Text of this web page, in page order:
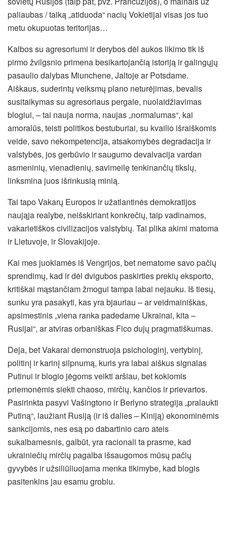
paliaubas / taiką „atiduoda“ nacių Vokietijai visas jos tuo
metu okupuotas teritorijas…
Kalbos su agresoriumi ir derybos dėl aukos likimo tik iš
pirmo žvilgsnio primena besikartojančią istoriją ir galingųjų
pasaulio dalybas Miunchene, Jaltoje ar Potsdame.
Aiškaus, suderintų veiksmų plano neturėjimas, bevalis
susitaikymas su agresoriaus pergale, nuolaidžiavimas
blogiui, – tai nauja norma, naujas „normalumas“, kai
amoralūs, teisti politikos bestuburiai, su kvailio išraiškomis
veide, savo nekompetencija, atsakomybės degradacija ir
valstybės, jos gerbūvio ir saugumo devalvacija vardan
asmeninių, vienadienių, savimeilę tenkinančių tikslų,
linksmina juos išrinkusią minią.
Tai tapo Vakarų Europos ir užatlantinės demokratijos
naująja realybe, neišskiriant konkrečių, taip vadinamos,
vakarietiškos civilizacijos valstybių. Tai plika akimi matoma
ir Lietuvoje, ir Slovakijoje.
Kai mes juokiamės iš Vengrijos, bet nematome savo pačių
sprendimų, kad ir dėl dvigubos paskirties prekių eksporto,
kritiškai mąstančiam žmogui tampa labai nejauku. Iš tiesų,
sunku yra pasakyti, kas yra bjauriau – ar veidmainiškas,
apsimestinis „viena ranka padedame Ukrainai, kita –
Rusijai“, ar atviras orbaniškas Fico dujų pragmatiškumas.
Deja, bet Vakarai demonstruoja psichologinį, vertybinį,
politinį ir karinį silpnumą, kuris yra labai aiškus signalas
Putinui ir blogio jėgoms veikti aršiau, bet kokiomis
priemonėmis siekti chaoso, mirčių, kančios ir prievartos.
Pasirinkta pasyvi Vašingtono ir Berlyno strategija „pralaukti
Putiną“, laužiant Rusiją (ir iš dalies – Kiniją) ekonominėmis
sankcijomis, nes esą po dabartinio caro ateis
sukalbamesnis, galbūt, yra racionali ta prasme, kad
ukrainiečių mirčių pagalba išsaugomos mūsų pačių
gyvybės ir užsiliūliuojama menka tikimybe, kad blogis
pasitenkins jau esamu grobiu.